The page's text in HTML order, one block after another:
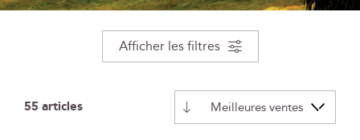
55 articles
Par
ordre
Afficher les filtres